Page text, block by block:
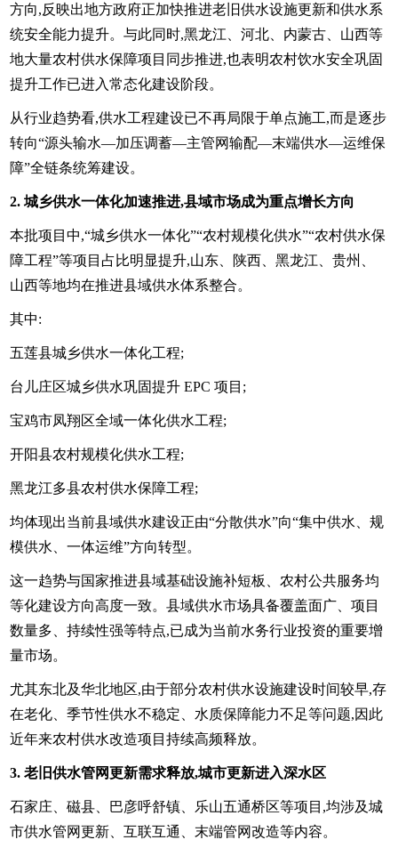
方向,反映出地方政府正加快推进老旧供水设施更新和供水系
统安全能力提升。与此同时,黑龙江、河北、内蒙古、山西等
地大量农村供水保障项目同步推进,也表明农村饮水安全巩固
提升工作已进入常态化建设阶段。
从行业趋势看,供水工程建设已不再局限于单点施工,而是逐步
转向“源头输水—加压调蓄—主管网输配—末端供水—运维保
障”全链条统筹建设。
2. 城乡供水一体化加速推进,县域市场成为重点增长方向
本批项目中,“城乡供水一体化”“农村规模化供水”“农村供水保
障工程”等项目占比明显提升,山东、陕西、黑龙江、贵州、
山西等地均在推进县域供水体系整合。
其中:
五莲县城乡供水一体化工程;
台儿庄区城乡供水巩固提升 EPC 项目;
宝鸡市凤翔区全域一体化供水工程;
开阳县农村规模化供水工程;
黑龙江多县农村供水保障工程;
均体现出当前县域供水建设正由“分散供水”向“集中供水、规
模供水、一体运维”方向转型。
这一趋势与国家推进县域基础设施补短板、农村公共服务均
等化建设方向高度一致。县域供水市场具备覆盖面广、项目
数量多、持续性强等特点,已成为当前水务行业投资的重要增
量市场。
尤其东北及华北地区,由于部分农村供水设施建设时间较早,存
在老化、季节性供水不稳定、水质保障能力不足等问题,因此
近年来农村供水改造项目持续高频释放。
3. 老旧供水管网更新需求释放,城市更新进入深水区
石家庄、磁县、巴彦呼舒镇、乐山五通桥区等项目,均涉及城
市供水管网更新、互联互通、末端管网改造等内容。